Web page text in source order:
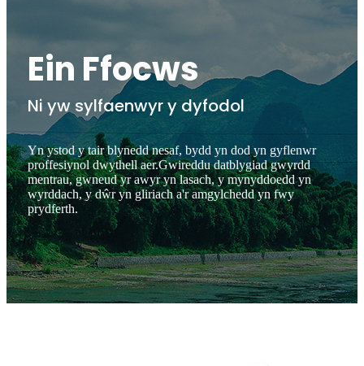
Ein Ffocws
Ni yw sylfaenwyr y dyfodol
Yn ystod y tair blynedd nesaf, bydd yn dod yn gyflenwr
proffesiynol dwythell aer.Gwireddu datblygiad gwyrdd
mentrau, gwneud yr awyr yn lasach, y mynyddoedd yn
wyrddach, y dŵr yn gliriach a'r amgylchedd yn fwy
prydferth.